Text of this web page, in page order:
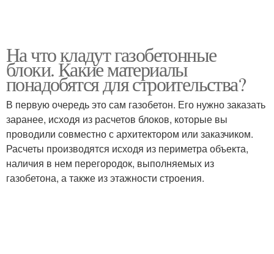
На что кладут газобетонные
блоки. Какие материалы
понадобятся для строительства?
В первую очередь это сам газобетон. Его нужно заказать
заранее, исходя из расчетов блоков, которые вы
проводили совместно с архитектором или заказчиком.
Расчеты производятся исходя из периметра объекта,
наличия в нем перегородок, выполняемых из
газобетона, а также из этажности строения.